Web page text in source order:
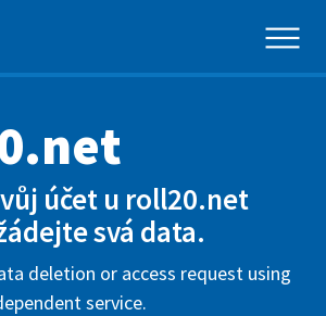
účet u roll20.net
svá data.
deletion or access request using
service.